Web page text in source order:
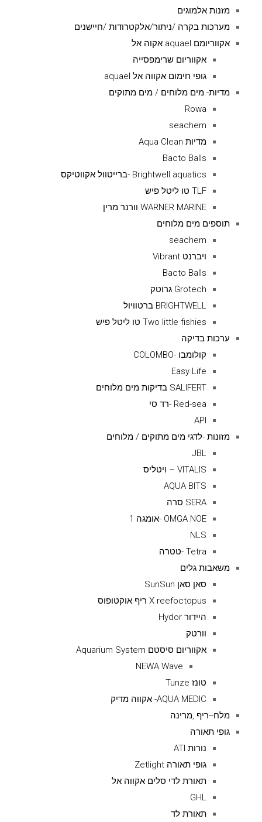
מזנות אלמוגים
מערכות בקרה /ניתור/אלקטרודות /חיישנים
אקווריומם aquael אקוה אל
אקווריום שרימפסייה
גופי חימום אקווה אל aquael
מדיות- מים מלוחים / מים מתוקים
Rowa
seachem
מדיות Aqua Clean
Bacto Balls
Brightwell aquatics -ברייטוול אקווטיקס
TLF טו ליטל פיש
WARNER MARINE וורנר מרין
תוספים מים מלוחים
seachem
ויברנט Vibrant
Bacto Balls
Grotech גרוטק
BRIGHTWELL ברטוויול
Two little fishies טו ליטל פיש
ערכות בדיקה
קולומבו -COLOMBO
Easy Life
SALIFERT בדיקות מים מלוחים
Red-sea -רד סי
API
מזונות -לדגי מים מתוקים / מלוחים
JBL
VITALIS – ויטליס
AQUA BITS
SERA סרה
OMGA NOE -אומגה 1
NLS
Tetra -טטרה
משאבות גלים
סאן סאן SunSun
X reefoctopus ריף אוקטופוס
היידור Hydor
וורטק
אקווריום סיסטם Aquarium System
NEWA Wave
טונז Tunze
AQUA MEDIC- אקווה מדיק
מלח--ריף ,מרינה
גופי תאורה
נורות ATI
גופי תאורה Zetlight
תאורת לדי סלים אקווה אל
GHL
תאורת לד